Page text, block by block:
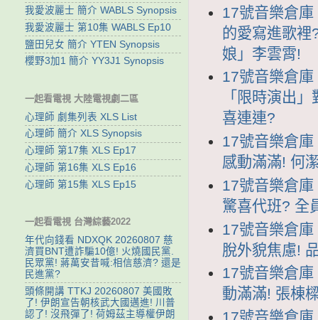
17號音樂倉
的愛寫進歌裡
娘」李雲霄!
17號音樂倉
「限時演出
喜連連?
17號音樂倉
感動滿滿! 何
17號音樂倉
驚喜代班? 全
17號音樂倉
脫外貌焦慮!
17號音樂倉
動滿滿! 張棟
我愛波麗士 簡介 WABLS Synopsis
我愛波麗士 第10集 WABLS Ep10
鹽田兒女 簡介 YTEN Synopsis
櫻野3加1 簡介 YY3J1 Synopsis
一起看電視 大陸電視劇二區
心理師 劇集列表 XLS List
心理師 簡介 XLS Synopsis
心理師 第17集 XLS Ep17
心理師 第16集 XLS Ep16
心理師 第15集 XLS Ep15
一起看電視 台灣綜藝2022
年代向錢看 NDXQK 20260807 慈
濟買BNT遭詐騙10億! 火燒國民黨.
民眾黨! 蔣萬安昔喊:相信慈濟? 還是
民進黨?
頭條開講 TTKJ 20260807 美國敗
了! 伊朗宣告朝核武大國邁進! 川普
認了! 沒飛彈了! 荷姆茲主導權伊朗